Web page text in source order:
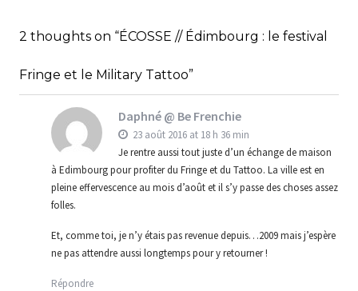
Blog,Bons plans
2 thoughts on “ÉCOSSE // Édimbourg : le festival
Fringe et le Military Tattoo”
Daphné @ Be Frenchie
23 août 2016 at 18 h 36 min
Je rentre aussi tout juste d’un échange de maison
à Edimbourg pour profiter du Fringe et du Tattoo. La ville est en
pleine effervescence au mois d’août et il s’y passe des choses assez
folles.
Et, comme toi, je n’y étais pas revenue depuis…2009 mais j’espère
ne pas attendre aussi longtemps pour y retourner !
Répondre